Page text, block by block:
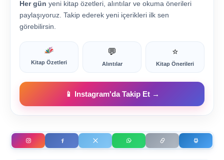
Her gün yeni kitap özetleri, alıntılar ve okuma önerileri
paylaşıyoruz. Takip ederek yeni içerikleri ilk sen
görebilirsin.
Kitap Özetleri
💬
Alıntılar
⭐
Kitap Önerileri
📱 Instagram'da Takip Et →